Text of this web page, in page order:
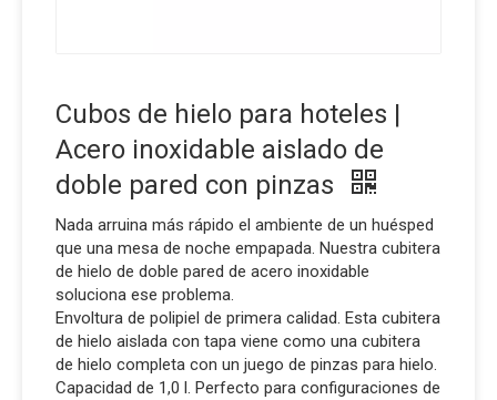
Cubos de hielo para hoteles |
Acero inoxidable aislado de
doble pared con pinzas
Nada arruina más rápido el ambiente de un huésped
que una mesa de noche empapada. Nuestra cubitera
de hielo de doble pared de acero inoxidable
soluciona ese problema.
Envoltura de polipiel de primera calidad. Esta cubitera
de hielo aislada con tapa viene como una cubitera
de hielo completa con un juego de pinzas para hielo.
Capacidad de 1,0 l. Perfecto para configuraciones de